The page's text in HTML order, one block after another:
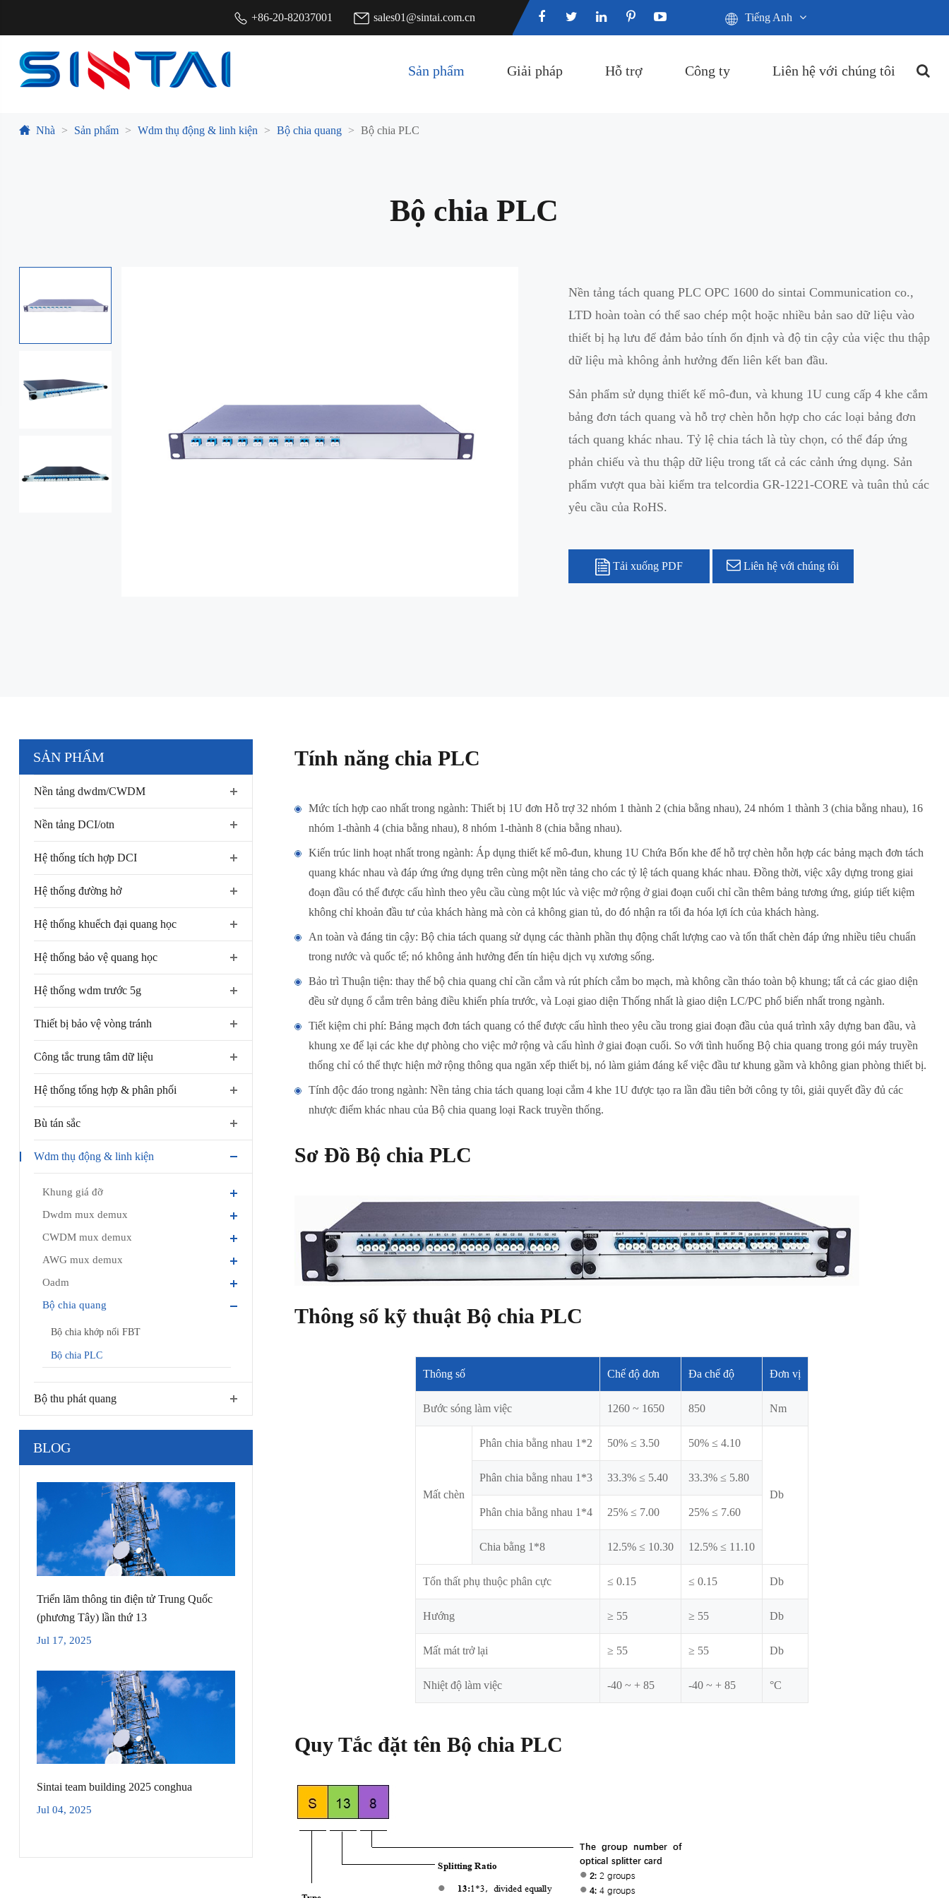
+86-20-82037001 sales01@sintai.com.cn Tiếng Anh
Sản phẩm Giải pháp Hỗ trợ Công ty Liên hệ với chúng tôi
Nhà Sản phẩm Wdm thụ động & linh kiện Bộ chia quang Bộ chia PLC
Bộ chia PLC
Nền tảng tách quang PLC OPC 1600 do sintai Communication co.,
LTD hoàn toàn có thể sao chép một hoặc nhiều bản sao dữ liệu vào
thiết bị hạ lưu để đảm bảo tính ổn định và độ tin cậy của việc thu thập
dữ liệu mà không ảnh hưởng đến liên kết ban đầu.
Sản phẩm sử dụng thiết kế mô-đun, và khung 1U cung cấp 4 khe cắm
bảng đơn tách quang và hỗ trợ chèn hỗn hợp cho các loại bảng đơn
tách quang khác nhau. Tỷ lệ chia tách là tùy chọn, có thể đáp ứng
phản chiếu và thu thập dữ liệu trong tất cả các cảnh ứng dụng. Sản
phẩm vượt qua bài kiểm tra telcordia GR-1221-CORE và tuân thủ các
yêu cầu của RoHS.
Tải xuống PDF Liên hệ với chúng tôi
SẢN PHẨM
Nền tảng dwdm/CWDM
Nền tảng DCI/otn
Hệ thống tích hợp DCI
Hệ thống đường hở
Hệ thống khuếch đại quang học
Hệ thống bảo vệ quang học
Hệ thống wdm trước 5g
Thiết bị bảo vệ vòng tránh
Công tắc trung tâm dữ liệu
Hệ thống tổng hợp & phân phối
Bù tán sắc
Wdm thụ động & linh kiện
Khung giá đỡ
Dwdm mux demux
CWDM mux demux
AWG mux demux
Oadm
Bộ chia quang
Bộ chia khớp nối FBT
Bộ chia PLC
Bộ thu phát quang
BLOG
Triển lãm thông tin điện tử Trung Quốc
(phương Tây) lần thứ 13
Jul 17, 2025
Sintai team building 2025 conghua
Jul 04, 2025
Tính năng chia PLC
Mức tích hợp cao nhất trong ngành: Thiết bị 1U đơn Hỗ trợ 32 nhóm 1 thành 2 (chia bằng nhau), 24 nhóm 1 thành 3 (chia bằng nhau), 16
nhóm 1-thành 4 (chia bằng nhau), 8 nhóm 1-thành 8 (chia bằng nhau).
Kiến trúc linh hoạt nhất trong ngành: Áp dụng thiết kế mô-đun, khung 1U Chứa Bốn khe để hỗ trợ chèn hỗn hợp các bảng mạch đơn tách
quang khác nhau và đáp ứng ứng dụng trên cùng một nền tảng cho các tỷ lệ tách quang khác nhau. Đồng thời, việc xây dựng trong giai
đoạn đầu có thể được cấu hình theo yêu cầu cùng một lúc và việc mở rộng ở giai đoạn cuối chỉ cần thêm bảng tương ứng, giúp tiết kiệm
không chỉ khoản đầu tư của khách hàng mà còn cả không gian tủ, do đó nhận ra tối đa hóa lợi ích của khách hàng.
An toàn và đáng tin cậy: Bộ chia tách quang sử dụng các thành phần thụ động chất lượng cao và tổn thất chèn đáp ứng nhiều tiêu chuẩn
trong nước và quốc tế; nó không ảnh hưởng đến tín hiệu dịch vụ xương sống.
Bảo trì Thuận tiện: thay thế bộ chia quang chỉ cần cắm và rút phích cắm bo mạch, mà không cần tháo toàn bộ khung; tất cả các giao diện
đều sử dụng ổ cắm trên bảng điều khiển phía trước, và Loại giao diện Thống nhất là giao diện LC/PC phổ biến nhất trong ngành.
Tiết kiệm chi phí: Bảng mạch đơn tách quang có thể được cấu hình theo yêu cầu trong giai đoạn đầu của quá trình xây dựng ban đầu, và
khung xe để lại các khe dự phòng cho việc mở rộng và cấu hình ở giai đoạn cuối. So với tình huống Bộ chia quang trong gói máy truyền
thống chỉ có thể thực hiện mở rộng thông qua ngăn xếp thiết bị, nó làm giảm đáng kể việc đầu tư khung gầm và không gian phòng thiết bị.
Tính độc đáo trong ngành: Nền tảng chia tách quang loại cắm 4 khe 1U được tạo ra lần đầu tiên bởi công ty tôi, giải quyết đầy đủ các
nhược điểm khác nhau của Bộ chia quang loại Rack truyền thống.
Sơ Đồ Bộ chia PLC
Thông số kỹ thuật Bộ chia PLC
Thông số Chế độ đơn Đa chế độ Đơn vị
Bước sóng làm việc 1260 ~ 1650 850 Nm
Mất chèn
Phân chia bằng nhau 1*2 50% ≤ 3.50 50% ≤ 4.10
Db
Phân chia bằng nhau 1*3 33.3% ≤ 5.40 33.3% ≤ 5.80
Phân chia bằng nhau 1*4 25% ≤ 7.00 25% ≤ 7.60
Chia bằng 1*8 12.5% ≤ 10.30 12.5% ≤ 11.10
Tổn thất phụ thuộc phân cực ≤ 0.15 ≤ 0.15 Db
Hướng ≥ 55 ≥ 55 Db
Mất mát trở lại ≥ 55 ≥ 55 Db
Nhiệt độ làm việc -40 ~ + 85 -40 ~ + 85 °C
Quy Tắc đặt tên Bộ chia PLC